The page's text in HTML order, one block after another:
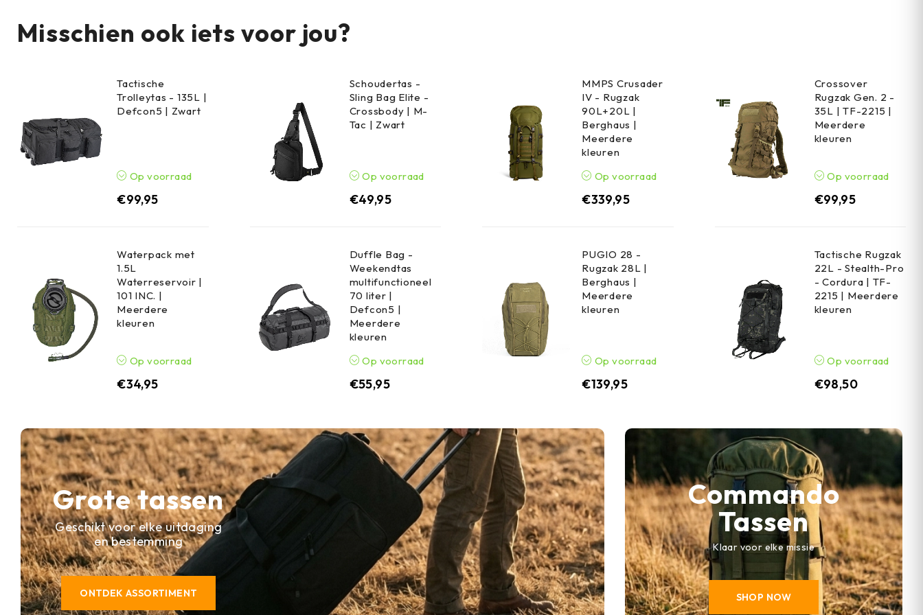
Misschien ook iets voor jou?
Tactische
Trolleytas - 135L |
Defcon5 | Zwart
Op voorraad
€99,95
Schoudertas -
Sling Bag Elite -
Crossbody | M-
Tac | Zwart
Op voorraad
€49,95
MMPS Crusader
IV - Rugzak
90L+20L |
Berghaus |
Meerdere
kleuren
Op voorraad
€339,95
Crossover
Rugzak Gen. 2 -
35L | TF-2215 |
Meerdere
kleuren
Op voorraad
€99,95
Waterpack met
1.5L
Waterreservoir |
101 INC. |
Meerdere
kleuren
Op voorraad
€34,95
Duffle Bag -
Weekendtas
multifunctioneel
70 liter |
Defcon5 |
Meerdere
kleuren
Op voorraad
€55,95
PUGIO 28 -
Rugzak 28L |
Berghaus |
Meerdere
kleuren
Op voorraad
€139,95
Tactische Rugzak
22L - Stealth-Pro
- Cordura | TF-
2215 | Meerdere
kleuren
Op voorraad
€98,50
Grote tassen
Geschikt voor elke uitdaging
en bestemming
ONTDEK ASSORTIMENT
Commando
Tassen
Klaar voor elke missie
SHOP NOW